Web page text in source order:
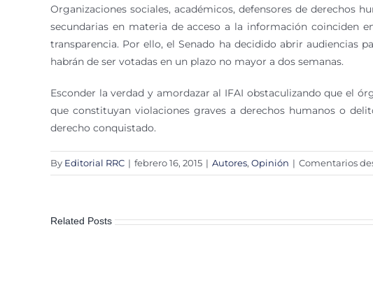
Organizaciones sociales, académicos, defensores de derechos
secundarias en materia de acceso a la información coinciden
transparencia. Por ello, el Senado ha decidido abrir audiencias
habrán de ser votadas en un plazo no mayor a dos semanas.
Esconder la verdad y amordazar al IFAI obstaculizando que el
que constituyan violaciones graves a derechos humanos o
derecho conquistado.
By Editorial RRC | febrero 16, 2015 | Autores, Opinión | Comentarios
Related Posts